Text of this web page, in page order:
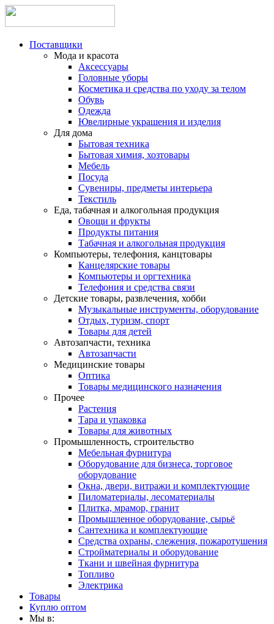
Поставщики
Мода и красота
Аксессуары
Головные уборы
Косметика и средства по уходу за телом
Обувь
Одежда
Ювелирные украшения и изделия
Для дома
Бытовая техника
Бытовая химия, хозтовары
Мебель
Посуда
Сувениры, предметы интерьера
Текстиль
Еда, табачная и алкогольная продукция
Овощи и фрукты
Продукты питания
Табачная и алкогольная продукция
Компьютеры, телефония, канцтовары
Канцелярские товары
Компьютеры и оргтехника
Телефония и средства связи
Детские товары, развлечения, хобби
Музыкальные инструменты, оборудование
Отдых, туризм, спорт
Товары для детей
Автозапчасти, техника
Автозапчасти
Медицинские товары
Оптика
Товары медицинского назначения
Прочее
Растения
Тара и упаковка
Товары для животных
Промышленность, строительство
Мебельная фурнитура
Оборудование для бизнеса, торговое
оборудование
Окна, двери, витражи и комплектующие
Пиломатериалы, лесоматериалы
Плитка, мрамор, гранит
Промышленное оборудование, сырьё
Сантехника и комплектующие
Средства охраны, слежения, пожаротушения
Стройматериалы и оборудование
Ткани и швейная фурнитура
Топливо
Электрика
Товары
Куплю оптом
Мы в: